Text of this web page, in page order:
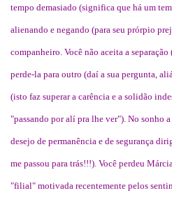
tempo demasiado (significa que há um
alienando e negando (para seu prórpio
companheiro. Você não aceita a
perde-la para outro (daí a sua pergunta,
(isto faz superar a carência e a solidão
"passando por alí pra lhe ver"). No sonho
desejo de permanência e de segurança
me passou para trás!!!). Você perdeu
"filial" motivada recentemente pelos